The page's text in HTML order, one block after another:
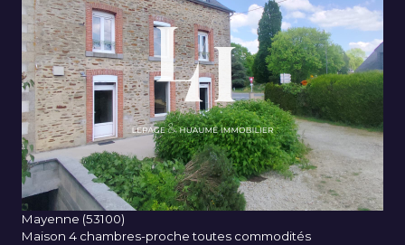
VOIR LE BIEN
Mayenne (53100)
Maison 4 chambres-proche toutes commodités